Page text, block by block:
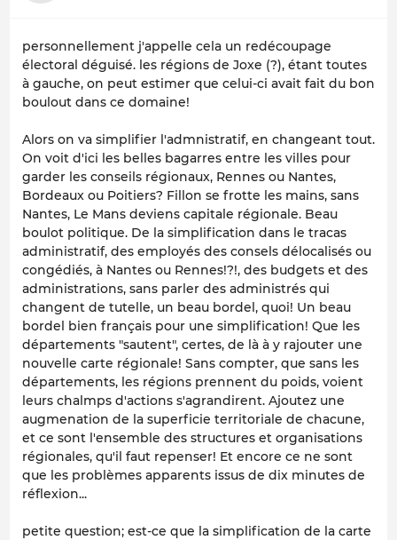
personnellement j'appelle cela un redécoupage
électoral déguisé. les régions de Joxe (?), étant toutes
à gauche, on peut estimer que celui-ci avait fait du bon
boulout dans ce domaine!
Alors on va simplifier l'admnistratif, en changeant tout.
On voit d'ici les belles bagarres entre les villes pour
garder les conseils régionaux, Rennes ou Nantes,
Bordeaux ou Poitiers? Fillon se frotte les mains, sans
Nantes, Le Mans deviens capitale régionale. Beau
boulot politique. De la simplification dans le tracas
administratif, des employés des consels délocalisés ou
congédiés, à Nantes ou Rennes!?!, des budgets et des
administrations, sans parler des administrés qui
changent de tutelle, un beau bordel, quoi! Un beau
bordel bien français pour une simplification! Que les
départements "sautent", certes, de là à y rajouter une
nouvelle carte régionale! Sans compter, que sans les
départements, les régions prennent du poids, voient
leurs chalmps d'actions s'agrandirent. Ajoutez une
augmenation de la superficie territoriale de chacune,
et ce sont l'ensemble des structures et organisations
régionales, qu'il faut repenser! Et encore ce ne sont
que les problèmes apparents issus de dix minutes de
réflexion...
petite question; est-ce que la simplification de la carte